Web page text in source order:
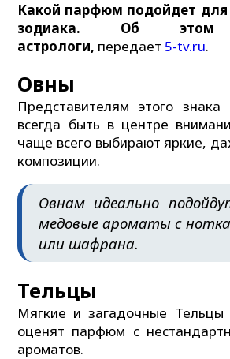
Какой парфюм подойдет для
зодиака. Об этом
астрологи, передает 5-tv.ru.
Овны
Представителям этого
всегда быть в центре
чаще всего выбирают яркие,
композиции.
Овнам идеально
медовые ароматы с
или шафрана.
Тельцы
Мягкие и загадочные Тельцы
оценят парфюм с
ароматов.